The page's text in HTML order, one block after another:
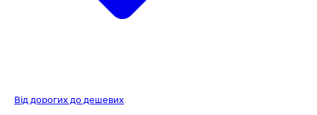
Від дорогих до дешевих